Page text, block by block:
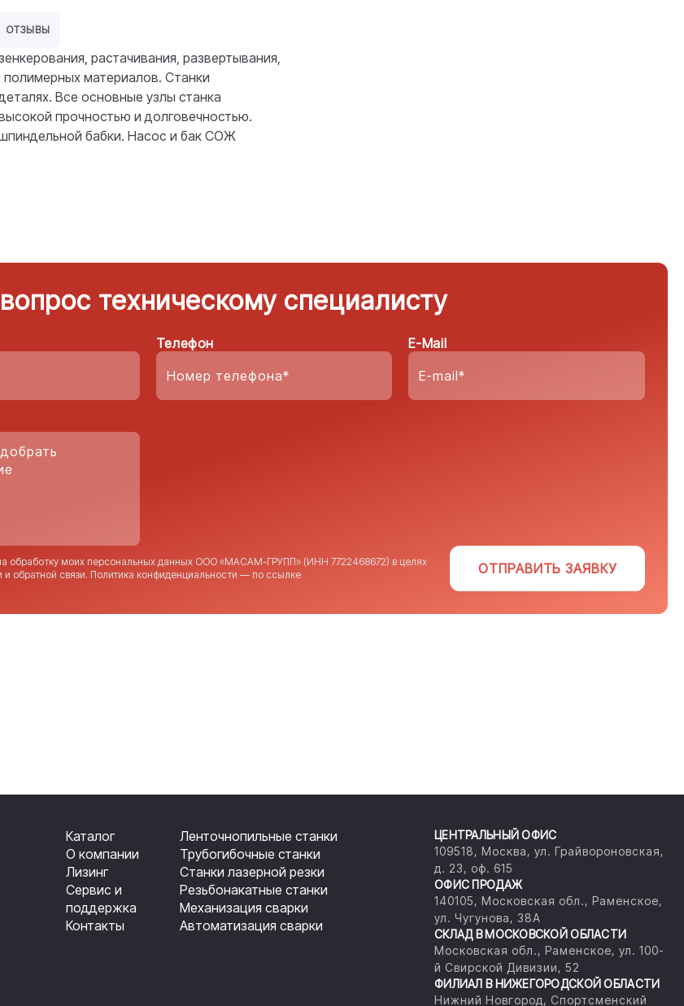
ОТЗЫВЫ
растачивания, развертывания,
материалов. Станки
Все основные узлы станка
прочностью и долговечностью.
бабки. Насос и бак СОЖ
техническому специалисту
Телефон E-Mail
ОТПРАВИТЬ ЗАЯВКУ
обработку моих персональных данных ООО «МАСАМ-ГРУПП» (ИНН 7722468672) в целях
и обратной связи. Политика конфиденциальности — по ссылке
Каталог
О компании
Лизинг
Сервис и
поддержка
Контакты
Ленточнопильные станки
Трубогибочные станки
Станки лазерной резки
Резьбонакатные станки
Механизация сварки
Автоматизация сварки
ЦЕНТРАЛЬНЫЙ ОФИС
109518, Москва, ул. Грайвороновская,
д. 23, оф. 615
ОФИС ПРОДАЖ
140105, Московская обл., Раменское,
ул. Чугунова, 38А
СКЛАД В МОСКОВСКОЙ ОБЛАСТИ
Московская обл., Раменское, ул. 100-
й Свирской Дивизии, 52
ФИЛИАЛ В НИЖЕГОРОДСКОЙ ОБЛАСТИ
Нижний Новгород, Спортсменский